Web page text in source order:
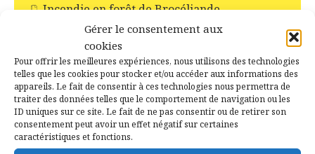
Gérer le consentement aux
cookies
Pour offrir les meilleures expériences, nous utilisons des technologies
telles que les cookies pour stocker et/ou accéder aux informations des
appareils. Le fait de consentir à ces technologies nous permettra de
traiter des données telles que le comportement de navigation ou les
ID uniques sur ce site. Le fait de ne pas consentir ou de retirer son
consentement peut avoir un effet négatif sur certaines
caractéristiques et fonctions.
Incendie en forêt de Brocéliande
Les Chapelles
Les Châteaux
Les commerces
Les croix
Les églises
Les moulins